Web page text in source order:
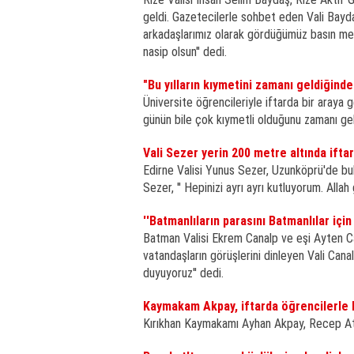
geldi. Gazetecilerle sohbet eden Vali
arkadaşlarımız olarak gördüğümüz basın
nasip olsun'' dedi.
"Bu yılların kıymetini zamanı
Üniversite öğrencileriyle iftarda bir araya
günün bile çok kıymetli olduğunu zamanı
Vali Sezer yerin 200 metre altında
Edirne Valisi Yunus Sezer, Uzunköprü'de
Sezer, '' Hepinizi ayrı ayrı kutluyorum.
''Batmanlıların parasını Batmanlılar
Batman Valisi Ekrem Canalp ve eşi Ayten
vatandaşların görüşlerini dinleyen Vali
duyuyoruz'' dedi.
Kaymakam Akpay, iftarda öğrencilerle
Kırıkhan Kaymakamı Ayhan Akpay,